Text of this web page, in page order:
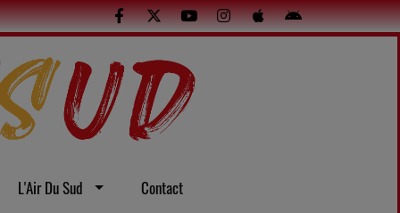
L'Air Du Sud Contact